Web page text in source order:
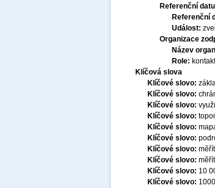
Referenční
Referenční
Událost:
Organizace
Název
Role:
Klíčová slova
Klíčové slovo:
Klíčové slovo:
Klíčové slovo:
Klíčové slovo:
Klíčové slovo:
Klíčové slovo:
Klíčové slovo:
Klíčové slovo:
Klíčové slovo: 10
Klíčové slovo: